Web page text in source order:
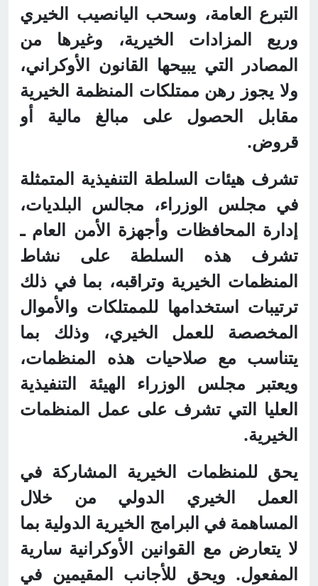
التبرع العامة، وسحب اليانصيب الخيري
وريع المزادات الخيرية، وغيرها من
المصادر التي يبيحها القانون الأوكراني،
ولا يجوز رهن ممتلكات المنظمة الخيرية
مقابل الحصول على مبالغ مالية أو
قروض.
تشرف هيئات السلطة التنفيذية المتمثلة
في مجلس الوزراء، مجالس البلديات،
إدارة المحافظات وأجهزة الأمن العام ـ
تشرف هذه السلطة على نشاط
المنظمات الخيرية وتراقبه، بما في ذلك
ترتيبات استخدامها للممتلكات والأموال
المخصصة للعمل الخيري، وذلك بما
يتناسب مع صلاحيات هذه المنظمات،
ويعتبر مجلس الوزراء الهيئة التنفيذية
العليا التي تشرف على عمل المنظمات
الخيرية.
يحق للمنظمات الخيرية المشاركة في
العمل الخيري الدولي من خلال
المساهمة في البرامج الخيرية الدولية بما
لا يتعارض مع القوانين الأوكرانية سارية
المفعول. ويحق للأجانب المقيمين في